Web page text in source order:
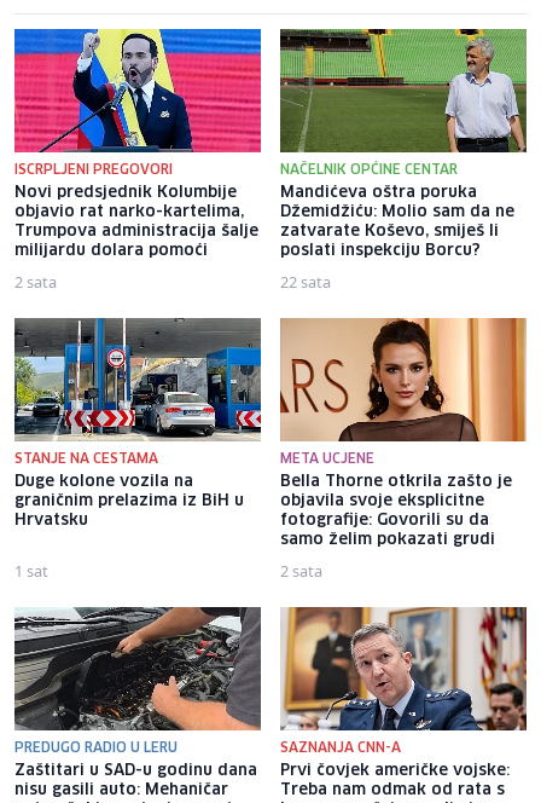
ISCRPLJENI PREGOVORI
Novi predsjednik Kolumbije
objavio rat narko-kartelima,
Trumpova administracija šalje
milijardu dolara pomoći
2 sata
NAČELNIK OPĆINE CENTAR
Mandićeva oštra poruka
Džemidžiću: Molio sam da ne
zatvarate Koševo, smiješ li
poslati inspekciju Borcu?
22 sata
STANJE NA CESTAMA
Duge kolone vozila na
graničnim prelazima iz BiH u
Hrvatsku
1 sat
META UCJENE
Bella Thorne otkrila zašto je
objavila svoje eksplicitne
fotografije: Govorili su da
samo želim pokazati grudi
2 sata
PREDUGO RADIO U LERU
Zaštitari u SAD-u godinu dana
nisu gasili auto: Mehaničar
SAZNANJA CNN-A
Prvi čovjek američke vojske:
Treba nam odmak od rata s